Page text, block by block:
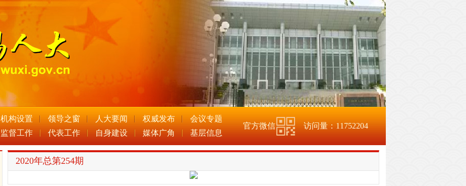
机构设置 领导之窗 人大要闻 权威发布
会议专题
监督工作 代表工作 自身建设 媒体广角 基层信息
官方微信 访问量： 11752204
2020年总第254期